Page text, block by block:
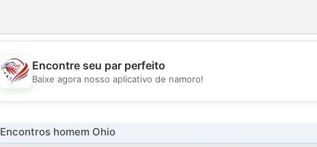
💕
Encontre seu par perfeito
Baixe agora nosso aplicativo de namoro!
Encontros homem Ohio